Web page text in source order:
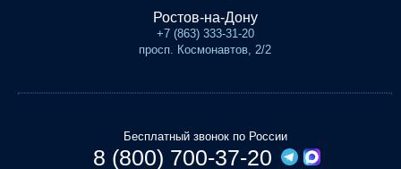
Ростов-на-Дону
+7 (863) 333-31-20
просп. Космонавтов, 2/2
Бесплатный звонок по России
8 (800) 700-37-20